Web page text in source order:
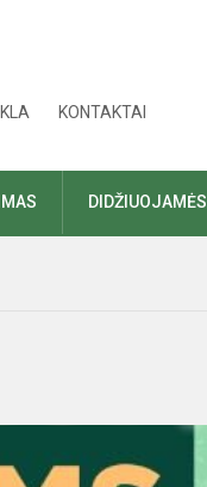
KONTAKTAI
DIDŽIUOJAMĖS